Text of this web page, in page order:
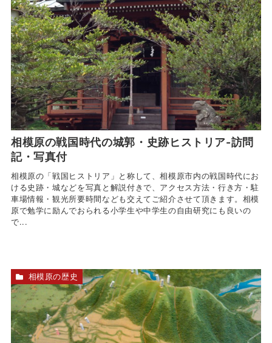
相模原の戦国時代の城郭・史跡ヒストリア-訪問
記・写真付
相模原の「戦国ヒストリア」と称して、相模原市内の戦国時代にお
ける史跡・城などを写真と解説付きで、アクセス方法・行き方・駐
車場情報・観光所要時間なども交えてご紹介させて頂きます。相模
原で勉学に励んでおられる小学生や中学生の自由研究にも良いの
で...
相模原の歴史